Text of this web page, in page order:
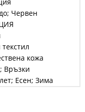
Червен
кожа
Връзки
Есен; Зима